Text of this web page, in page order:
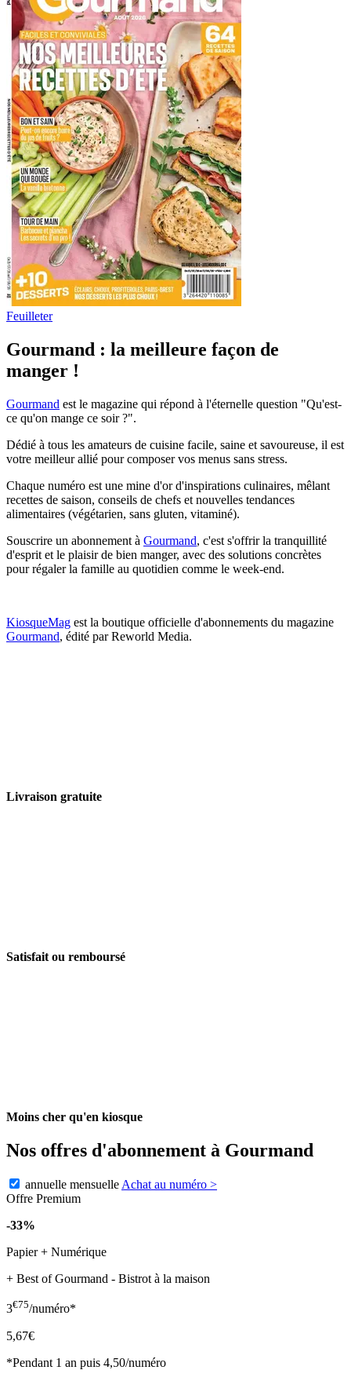
Feuilleter
Gourmand : la meilleure façon de
manger !
Gourmand est le magazine qui répond à l'éternelle question "Qu'est-
ce qu'on mange ce soir ?".
Dédié à tous les amateurs de cuisine facile, saine et savoureuse, il est
votre meilleur allié pour composer vos menus sans stress.
Chaque numéro est une mine d'or d'inspirations culinaires, mêlant
recettes de saison, conseils de chefs et nouvelles tendances
alimentaires (végétarien, sans gluten, vitaminé).
Souscrire un abonnement à Gourmand, c'est s'offrir la tranquillité
d'esprit et le plaisir de bien manger, avec des solutions concrètes
pour régaler la famille au quotidien comme le week-end.
KiosqueMag est la boutique officielle d'abonnements du magazine
Gourmand, édité par Reworld Media.
Livraison gratuite
Satisfait ou remboursé
Moins cher qu'en kiosque
Nos offres d'abonnement à Gourmand
annuelle mensuelleAchat au numéro >
Offre Premium
-33%
Papier + Numérique
+ Best of Gourmand - Bistrot à la maison
3€75/numéro*
5,67€
*Pendant 1 an puis 4,50/numéro